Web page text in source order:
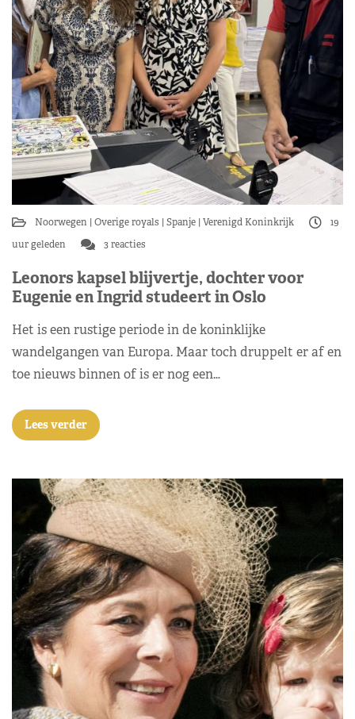
Noorwegen Overige royals Spanje Verenigd Koninkrijk
19
uur geleden
3 reacties
Leonors kapsel blijvertje, dochter voor
Eugenie en Ingrid studeert in Oslo
Het is een rustige periode in de koninklijke
wandelgangen van Europa. Maar toch druppelt er af en
toe nieuws binnen of is er nog een…
Lees verder